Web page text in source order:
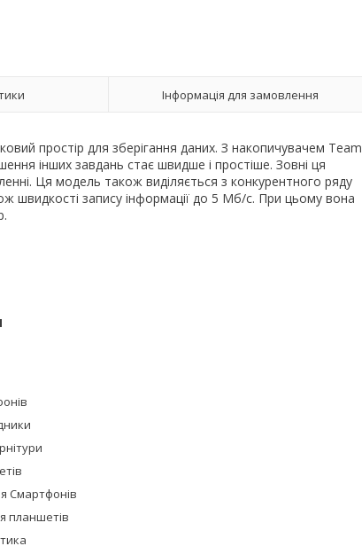
Інформація для замовлення
простір для зберігання даних. З накопичувачем Team
інших завдань стає швидше і простіше. Зовні ця
Ця модель також виділяється з конкурентного ряду
швидкості запису інформації до 5 Мб/с. При цьому вона
Смартфонів
планшетів